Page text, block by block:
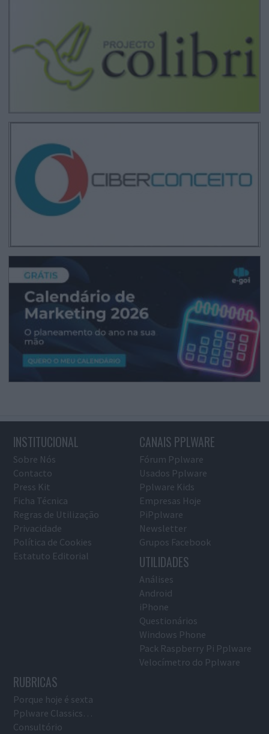
INSTITUCIONAL
Sobre Nós
Contacto
Press Kit
Ficha Técnica
Regras de Utilização
Privacidade
Política de Cookies
Estatuto Editorial
CANAIS PPLWARE
Fórum Pplware
Usados Pplware
Pplware Kids
Empresas Hoje
PiPplware
Newsletter
Grupos Facebook
UTILIDADES
Análises
Android
iPhone
Questionários
Windows Phone
Pack Raspberry Pi Pplware
Velocímetro do Pplware
RUBRICAS
Porque hoje é sexta
Pplware Classics…
Consultório